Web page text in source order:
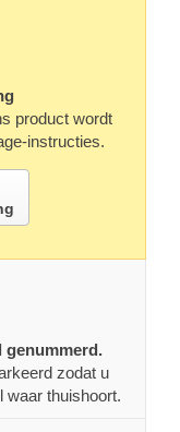
product wordt
instructies.
genummerd.
zodat u
waar thuishoort.